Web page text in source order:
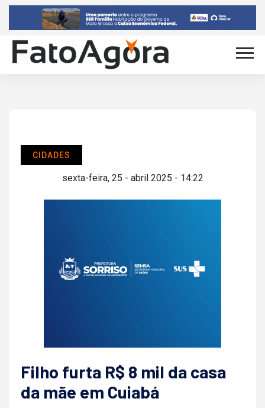
CIDADES
sexta-feira, 25 - abril 2025 - 14:22
Filho furta R$ 8 mil da casa
da mãe em Cuiabá